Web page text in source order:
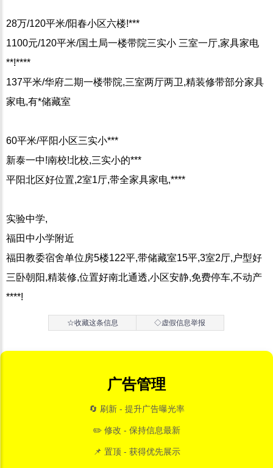
28万/120平米/阳春小区六楼!***
1100元/120平米/国土局一楼带院三实小 三室一厅,家具家电
**!****
137平米/华府二期一楼带院,三室两厅两卫,精装修带部分家具
家电,有*储藏室
60平米/平阳小区三实小***
新泰一中!南校!北校,三实小的***
平阳北区好位置,2室1厅,带全家具家电,****
实验中学,
福田中小学附近
福田教委宿舍单位房5楼122平,带储藏室15平,3室2厅,户型好
三卧朝阳,精装修,位置好南北通透,小区安静,免费停车,不动产
****!
☆收藏这条信息 ◇虚假信息举报
广告管理
🔄 刷新 - 提升广告曝光率
✏️ 修改 - 保持信息最新
📌 置顶 - 获得优先展示